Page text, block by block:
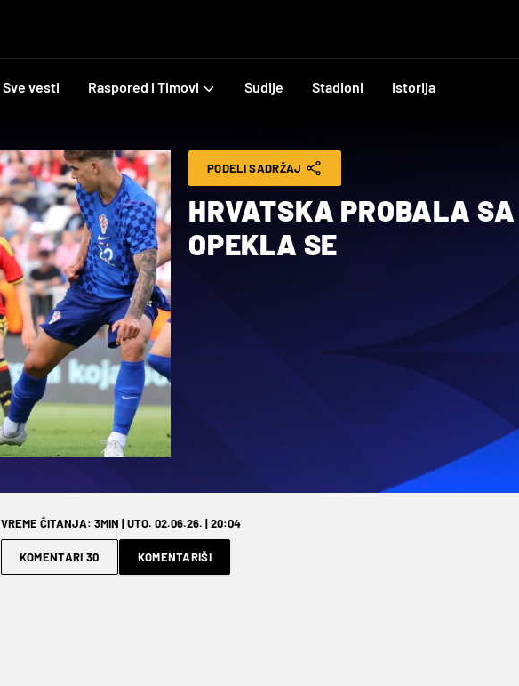
Sve vesti Raspored i Timovi Sudije Stadioni Istorija
PODELI SADRŽAJ
HRVATSKA PROBALA SA
OPEKLA SE
VREME ČITANJA: 3MIN | UTO. 02.06.26. | 20:04
KOMENTARI 30 KOMENTARIŠI